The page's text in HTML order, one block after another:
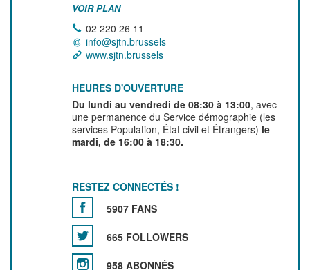
VOIR PLAN
02 220 26 11
info@sjtn.brussels
www.sjtn.brussels
HEURES D'OUVERTURE
Du lundi au vendredi de 08:30 à 13:00, avec
une permanence du Service démographie (les
services Population, État civil et Étrangers) le
mardi, de 16:00 à 18:30.
RESTEZ CONNECTÉS !
5907 FANS
665 FOLLOWERS
958 ABONNÉS